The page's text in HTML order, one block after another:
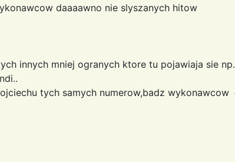
daaaawno nie slyszanych hitow
innych mniej ogranych ktore tu pojawiaja sie np.
tych samych numerow,badz wykonawcow